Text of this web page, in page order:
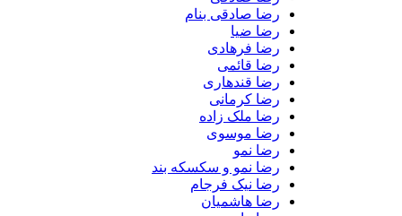
رضا صادقی بنام
رضا ضیا
رضا فرهادی
رضا قائمی
رضا قندهاری
رضا کرمانی
رضا ملک زاده
رضا موسوی
رضا نمو
رضا نمو و سکسکه بند
رضا نیک فرجام
رضا هاشمیان